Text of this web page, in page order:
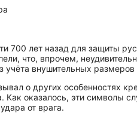
700 лет назад для защиты
что, впрочем,
учёта внушительных
о других особенностях
оказалось, эти символы
от врага.